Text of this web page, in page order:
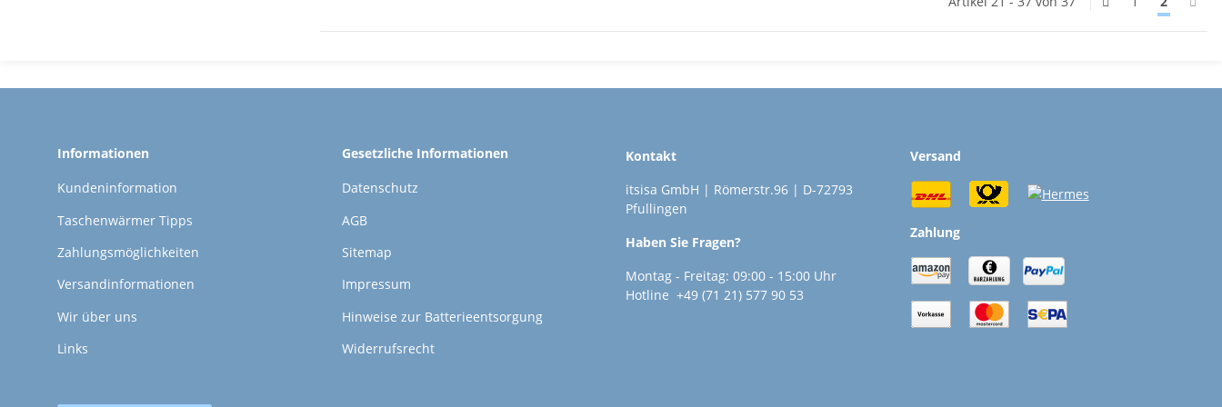
Informationen
Kundeninformation
Taschenwärmer Tipps
Zahlungsmöglichkeiten
Versandinformationen
Wir über uns
Links
Gesetzliche Informationen
Datenschutz
AGB
Sitemap
Impressum
Hinweise zur Batterieentsorgung
Widerrufsrecht
Kontakt
itsisa GmbH | Römerstr.96 | D-72793
Pfullingen
Haben Sie Fragen?
Montag - Freitag: 09:00 - 15:00 Uhr
Hotline +49 (71 21) 577 90 53
Versand
Zahlung